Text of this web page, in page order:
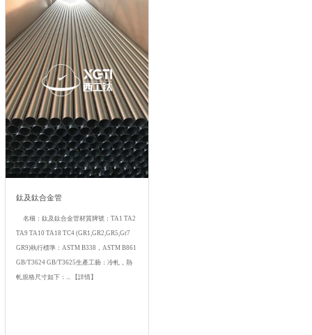
鈦及鈦合金管
名稱：鈦及鈦合金管材質牌號：TA1 TA2
TA9 TA10 TA18 TC4 (GR1,GR2,GR5,Gr7
GR9)執行標準：ASTM B338，ASTM B861
GB/T3624 GB/T3625生產工藝：冷軋，熱
軋規格尺寸如下：... 【詳情】